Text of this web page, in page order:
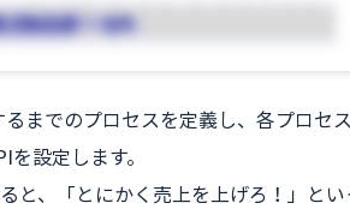
までのプロセスを定義し、各プロセ
設定します。
と、「とにかく売上を上げろ！」と